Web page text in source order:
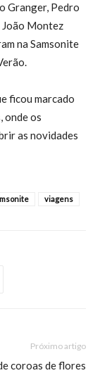
Granger, Pedro
João Montez
na Samsonite
ficou marcado
onde os
as novidades
viagens
Próximo artigo
coroas de flores